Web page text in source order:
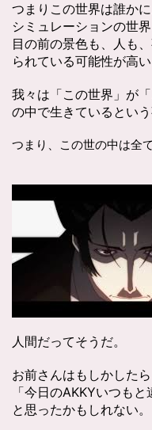
つまりこの世界は誰か
シミュレーションの世界
目の前の景色も、人も
られている可能性が高い
我々は「この世界」が
の中で生きているとい
つまり、この世の中は全
人間だってそうだ。
お前さんはもしかしたら
「今日のAKKYいつもと
と思ったかもしれない。